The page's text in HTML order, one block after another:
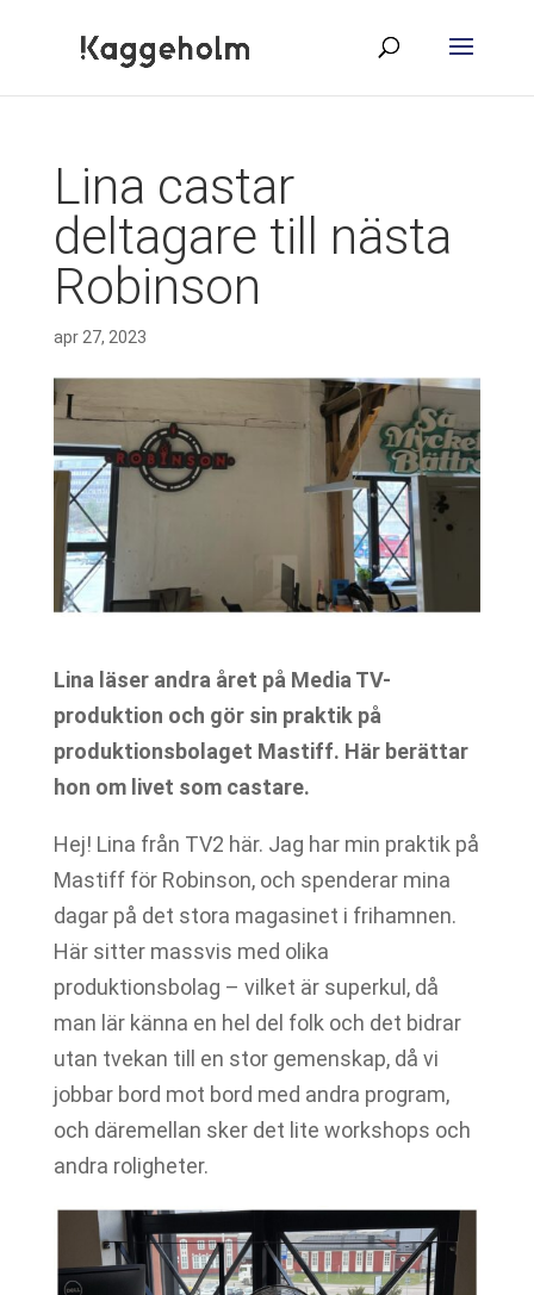
Lina castar
deltagare till nästa
Robinson
apr 27, 2023
Lina läser andra året på Media TV-
produktion och gör sin praktik på
produktionsbolaget Mastiff. Här berättar
hon om livet som castare.
Hej! Lina från TV2 här. Jag har min praktik på
Mastiff för Robinson, och spenderar mina
dagar på det stora magasinet i frihamnen.
Här sitter massvis med olika
produktionsbolag – vilket är superkul, då
man lär känna en hel del folk och det bidrar
utan tvekan till en stor gemenskap, då vi
jobbar bord mot bord med andra program,
och däremellan sker det lite workshops och
andra roligheter.